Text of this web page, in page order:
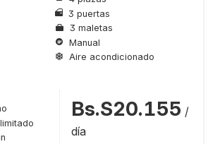
3 puertas
3 maletas
Manual
Aire acondicionado
Bs.S20.155 /
día